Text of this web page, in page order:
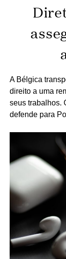
A Bélgica
direito a uma
seus trabalhos.
defende para